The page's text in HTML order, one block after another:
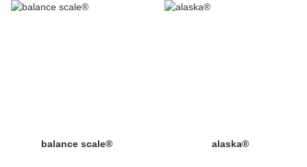
balance scale® alaska®